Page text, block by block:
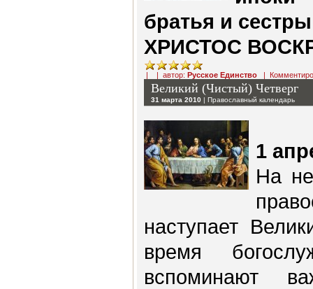
братья и
ХРИСТОС
| | автор: Русское Единство |
Великий (Чистый) Четверг
31 марта 2010 | Православный календарь
1
На
наступает
время
вспоминают